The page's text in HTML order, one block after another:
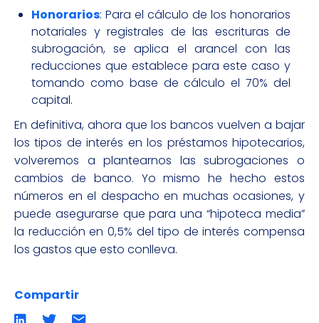
Honorarios: Para el cálculo de los honorarios
notariales y registrales de las escrituras de
subrogación, se aplica el arancel con las
reducciones que establece para este caso y
tomando como base de cálculo el 70% del
capital.
En definitiva, ahora que los bancos vuelven a bajar
los tipos de interés en los préstamos hipotecarios,
volveremos a plantearnos las subrogaciones o
cambios de banco. Yo mismo he hecho estos
números en el despacho en muchas ocasiones, y
puede asegurarse que para una “hipoteca media”
la reducción en 0,5% del tipo de interés compensa
los gastos que esto conlleva.
Compartir
CompartirCompartirCompartir